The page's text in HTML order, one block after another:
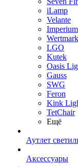
iLamp
Velante
Wertmark
LGO
Kutek
Oasis
Gauss
SWG
Feron
Kink
TetСhair
Ещё
Аутлет
Аксессуары